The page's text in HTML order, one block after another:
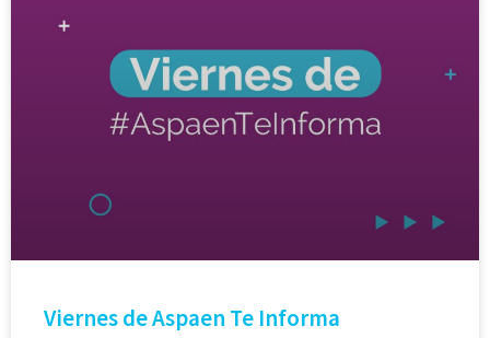
Viernes de Aspaen Te Informa